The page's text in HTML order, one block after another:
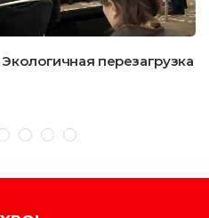
перезагрузка